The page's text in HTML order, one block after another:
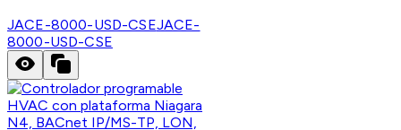
JACE-8000-USD-CSEJACE-
8000-USD-CSE